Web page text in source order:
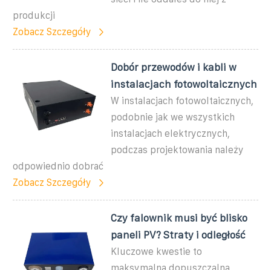
produkcji
Zobacz Szczegóły
Dobór przewodów i kabli w
instalacjach fotowoltaicznych
W instalacjach fotowoltaicznych,
podobnie jak we wszystkich
instalacjach elektrycznych,
podczas projektowania należy
odpowiednio dobrać
Zobacz Szczegóły
Czy falownik musi być blisko
paneli PV? Straty i odległość
Kluczowe kwestie to
maksymalna dopuszczalna